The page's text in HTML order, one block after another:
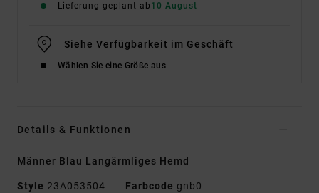
Lieferung geplant ab 10 August
Siehe Verfügbarkeit im Geschäft
Wählen Sie eine Größe aus
Details & Funktionen
Männer Blau Langärmliges Hemd
Style 23A053504 Farbcode gnb0